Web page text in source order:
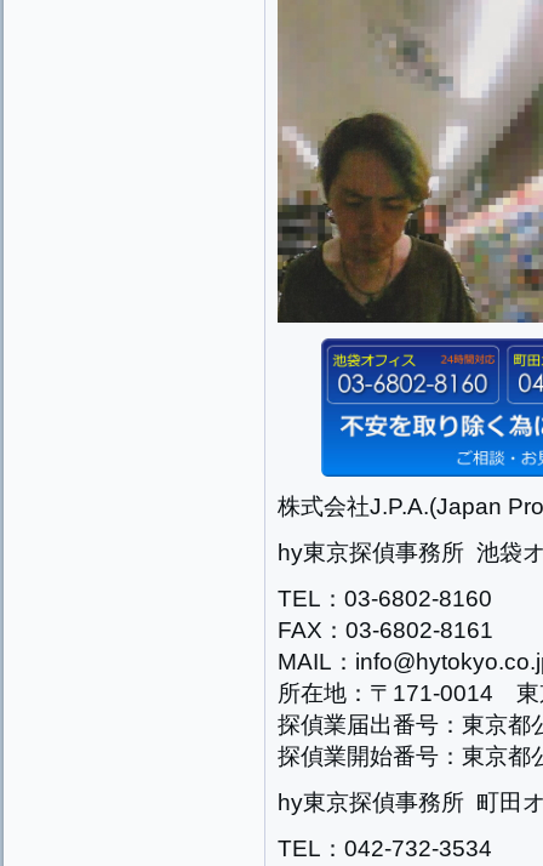
株式会社J.P.A.(Japan
hy東京探偵事務所 池袋
TEL：03-6802-8160
FAX：03-6802-8161
MAIL：
所在地：〒171-0014 東
探偵業届出番号：東京
探偵業開始番号：東京
hy東京探偵事務所 町田
TEL：042-732-3534